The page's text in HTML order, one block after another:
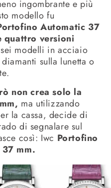
ingombrante e più
modello fu
Automatic 37
quattro versioni
modelli in acciaio
sulla lunetta o
non crea solo la
ma utilizzando
la cassa, decide di
di segnalare sul
così: Iwc Portofino
mm.